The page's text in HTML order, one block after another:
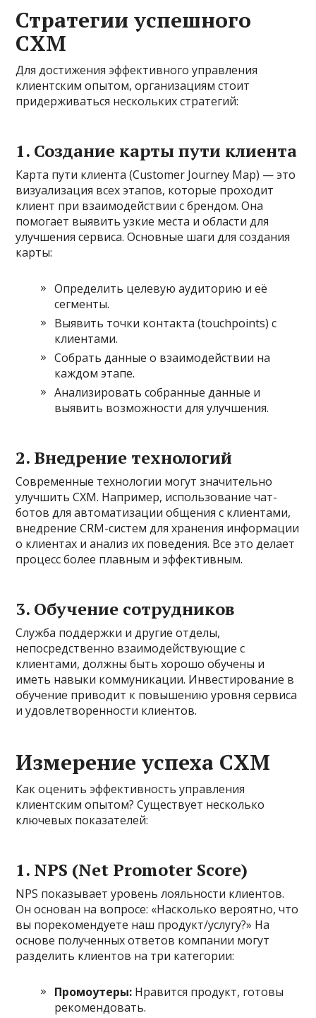
Стратегии успешного
CXM
Для достижения эффективного управления
клиентским опытом, организациям стоит
придерживаться нескольких стратегий:
1. Создание карты пути клиента
Карта пути клиента (Customer Journey Map) — это
визуализация всех этапов, которые проходит
клиент при взаимодействии с брендом. Она
помогает выявить узкие места и области для
улучшения сервиса. Основные шаги для создания
карты:
Определить целевую аудиторию и её
сегменты.
Выявить точки контакта (touchpoints) с
клиентами.
Собрать данные о взаимодействии на
каждом этапе.
Анализировать собранные данные и
выявить возможности для улучшения.
2. Внедрение технологий
Современные технологии могут значительно
улучшить CXM. Например, использование чат-
ботов для автоматизации общения с клиентами,
внедрение CRM-систем для хранения информации
о клиентах и анализ их поведения. Все это делает
процесс более плавным и эффективным.
3. Обучение сотрудников
Служба поддержки и другие отделы,
непосредственно взаимодействующие с
клиентами, должны быть хорошо обучены и
иметь навыки коммуникации. Инвестирование в
обучение приводит к повышению уровня сервиса
и удовлетворенности клиентов.
Измерение успеха CXM
Как оценить эффективность управления
клиентским опытом? Существует несколько
ключевых показателей:
1. NPS (Net Promoter Score)
NPS показывает уровень лояльности клиентов.
Он основан на вопросе: «Насколько вероятно, что
вы порекомендуете наш продукт/услугу?» На
основе полученных ответов компании могут
разделить клиентов на три категории:
Промоутеры: Нравится продукт, готовы
рекомендовать.